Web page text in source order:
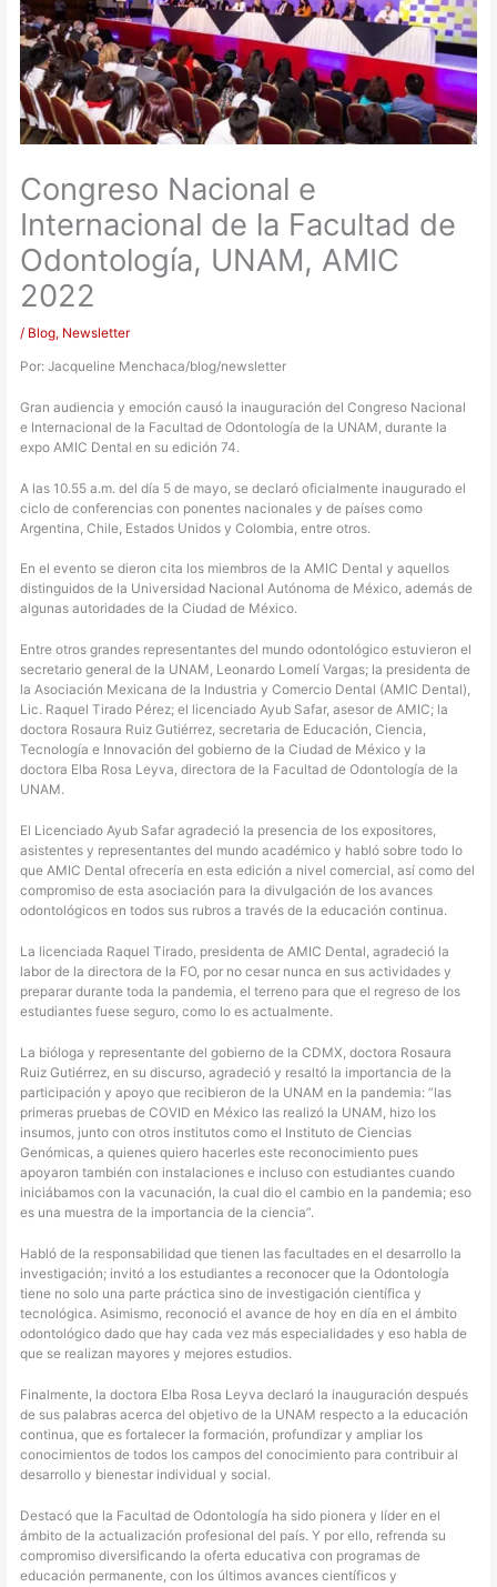
Congreso Nacional e
Internacional de la Facultad de
Odontología, UNAM, AMIC
2022
/ Blog, Newsletter
Por: Jacqueline Menchaca/blog/newsletter
Gran audiencia y emoción causó la inauguración del Congreso Nacional
e Internacional de la Facultad de Odontología de la UNAM, durante la
expo AMIC Dental en su edición 74.
A las 10.55 a.m. del día 5 de mayo, se declaró oficialmente inaugurado el
ciclo de conferencias con ponentes nacionales y de países como
Argentina, Chile, Estados Unidos y Colombia, entre otros.
En el evento se dieron cita los miembros de la AMIC Dental y aquellos
distinguidos de la Universidad Nacional Autónoma de México, además de
algunas autoridades de la Ciudad de México.
Entre otros grandes representantes del mundo odontológico estuvieron el
secretario general de la UNAM, Leonardo Lomelí Vargas; la presidenta de
la Asociación Mexicana de la Industria y Comercio Dental (AMIC Dental),
Lic. Raquel Tirado Pérez; el licenciado Ayub Safar, asesor de AMIC; la
doctora Rosaura Ruiz Gutiérrez, secretaria de Educación, Ciencia,
Tecnología e Innovación del gobierno de la Ciudad de México y la
doctora Elba Rosa Leyva, directora de la Facultad de Odontología de la
UNAM.
El Licenciado Ayub Safar agradeció la presencia de los expositores,
asistentes y representantes del mundo académico y habló sobre todo lo
que AMIC Dental ofrecería en esta edición a nivel comercial, así como del
compromiso de esta asociación para la divulgación de los avances
odontológicos en todos sus rubros a través de la educación continua.
La licenciada Raquel Tirado, presidenta de AMIC Dental, agradeció la
labor de la directora de la FO, por no cesar nunca en sus actividades y
preparar durante toda la pandemia, el terreno para que el regreso de los
estudiantes fuese seguro, como lo es actualmente.
La bióloga y representante del gobierno de la CDMX, doctora Rosaura
Ruiz Gutiérrez, en su discurso, agradeció y resaltó la importancia de la
participación y apoyo que recibieron de la UNAM en la pandemia: “las
primeras pruebas de COVID en México las realizó la UNAM, hizo los
insumos, junto con otros institutos como el Instituto de Ciencias
Genómicas, a quienes quiero hacerles este reconocimiento pues
apoyaron también con instalaciones e incluso con estudiantes cuando
iniciábamos con la vacunación, la cual dio el cambio en la pandemia; eso
es una muestra de la importancia de la ciencia”.
Habló de la responsabilidad que tienen las facultades en el desarrollo la
investigación; invitó a los estudiantes a reconocer que la Odontología
tiene no solo una parte práctica sino de investigación científica y
tecnológica. Asimismo, reconoció el avance de hoy en día en el ámbito
odontológico dado que hay cada vez más especialidades y eso habla de
que se realizan mayores y mejores estudios.
Finalmente, la doctora Elba Rosa Leyva declaró la inauguración después
de sus palabras acerca del objetivo de la UNAM respecto a la educación
continua, que es fortalecer la formación, profundizar y ampliar los
conocimientos de todos los campos del conocimiento para contribuir al
desarrollo y bienestar individual y social.
Destacó que la Facultad de Odontología ha sido pionera y líder en el
ámbito de la actualización profesional del país. Y por ello, refrenda su
compromiso diversificando la oferta educativa con programas de
educación permanente, con los últimos avances científicos y